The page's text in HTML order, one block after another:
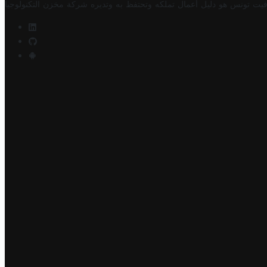
تونس هو دليل أعمال تملكه وتحتفظ به وتديره شركة مخزن التكنولوجيا